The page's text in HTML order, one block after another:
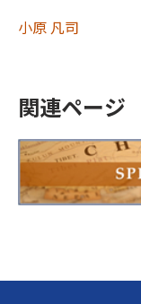
小原 凡司
関連ページ